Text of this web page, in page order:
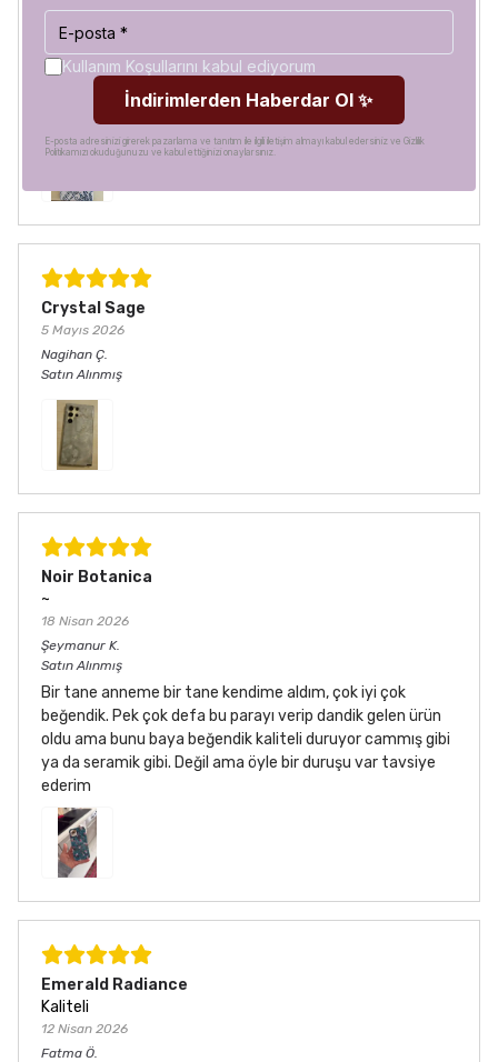
Hilal A.
Satın Alınmış
Görür görmez çok beğendim. Hem desen olarak çok şık
hem de koruma olarak çok güvenilir. Ayrıca hızlı kargolama
için teşekkürler
Crystal Sage
5 Mayıs 2026
Nagihan Ç.
Satın Alınmış
Noir Botanica
~
18 Nisan 2026
Şeymanur K.
Satın Alınmış
Bir tane anneme bir tane kendime aldım, çok iyi çok
beğendik. Pek çok defa bu parayı verip dandik gelen ürün
oldu ama bunu baya beğendik kaliteli duruyor cammış gibi
ya da seramik gibi. Değil ama öyle bir duruşu var tavsiye
ederim
Emerald Radiance
Kaliteli
12 Nisan 2026
Fatma Ö.
Kullanım Koşullarını kabul ediyorum
İndirimlerden Haberdar Ol ✨
E-posta adresinizi girerek pazarlama ve tanıtım ile ilgili iletişim almayı kabul edersiniz ve Gizlilik
Politikamızı okuduğunuzu ve kabul ettiğinizi onaylarsınız.